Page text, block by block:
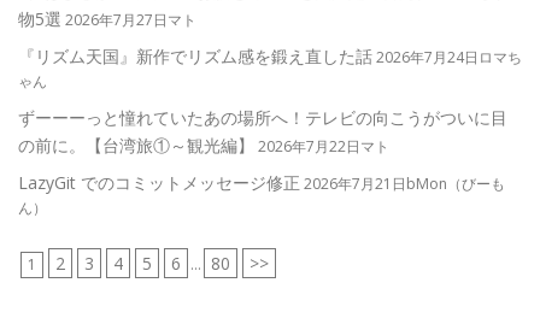
物5選 2026年7月27日マト
『リズム天国』新作でリズム感を鍛え直した話2026年7月24日ロマち
ゃん
ずーーーっと憧れていたあの場所へ！テレビの向こうがついに目
の前に。【台湾旅①～観光編】
2026年7月22日マト
LazyGit でのコミットメッセージ修正 2026年7月21日bMon（びーも
ん）
1 2 3 4 5 6 ... 80 >>